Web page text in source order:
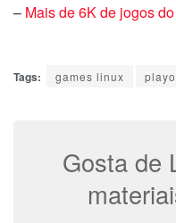
– Mais de 6K de jogos
Tags: games linux
Gosta de